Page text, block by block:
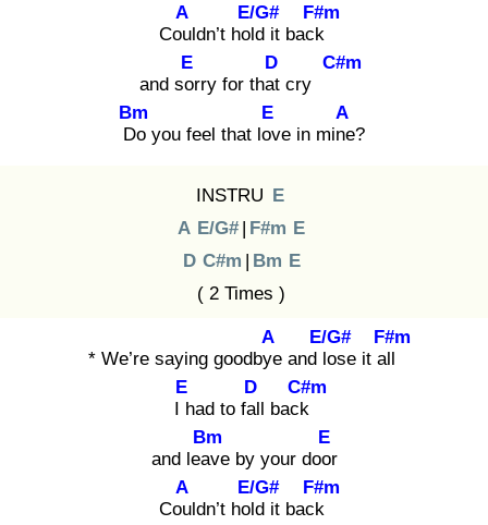
Coul
A
dn’t hold
E/G#
it back
F#m
and sor
E
ry for that
D
cry
C#m
Do
Bm
you feel that lov
E
e in mine
A
?
INSTRU E
A E/G# | F#m E
D C#m | Bm E
( 2 Times )
* We’re saying goodbye
A
and lo
E/G#
se it all
F#m
I h
E
ad to fall
D
back
C#m
and leav
Bm
e by your door
E
Coul
A
dn’t hold
E/G#
it back
F#m